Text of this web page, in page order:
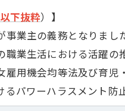
下抜粋）】
業主の義務となりま
業生活における活躍の
用機会均等法及び育児
パワーハラスメント防